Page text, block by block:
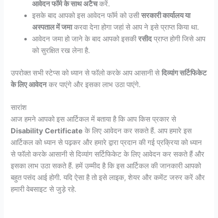
आवेदन फॉर्म के साथ अटैचकरें.
इसके बाद आपको इस आवेदन फॉर्म को उसीसरकारी कार्यालय या
अस्पताल में जमाकरवा देना होगा जहां से आप ने इसे प्राप्त किया था.
आवेदन जमा हो जाने के बाद आपको इसकीरसीदप्राप्त होगी जिसे आप
को सुरक्षित रख लेना है.
उपरोक्त सभी स्टेप्स को ध्यान से फॉलो करके आप आसानी सेदिव्यांग सर्टिफिकेट
के लिए आवेदनकर पाएंगे और इसका लाभ उठा पाएंगे.
सारांश
आज हमने आपको इस आर्टिकल में बताया है कि आप किस प्रकार से
Disability Certificate के लिए आवेदन कर सकते हैं. आप हमारे इस
आर्टिकल को ध्यान से पढ़कर और हमारे द्वारा प्रदान की गई प्रक्रिया को ध्यान
से फॉलो करके आसानी से दिव्यांग सर्टिफिकेट के लिए आवेदन कर सकते हैं और
इसका लाभ उठा सकते हैं. हमें उम्मीद है कि इस आर्टिकल की जानकारी आपको
बहुत पसंद आई होगी. यदि ऐसा है तो इसे लाइक, शेयर और कमेंट जरुर करें और
हमारी वेबसाइट से जुड़े रहे.